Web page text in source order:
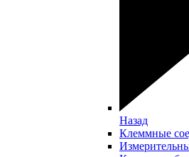
Назад
Клеммные